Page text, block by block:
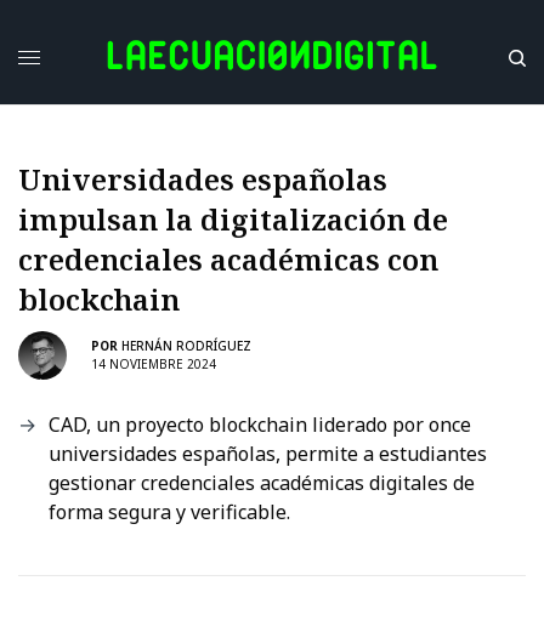
Universidades españolas
impulsan la digitalización de
credenciales académicas con
blockchain
POR HERNÁN RODRÍGUEZ
14 NOVIEMBRE 2024
CAD, un proyecto blockchain liderado por once
universidades españolas, permite a estudiantes
gestionar credenciales académicas digitales de
forma segura y verificable.